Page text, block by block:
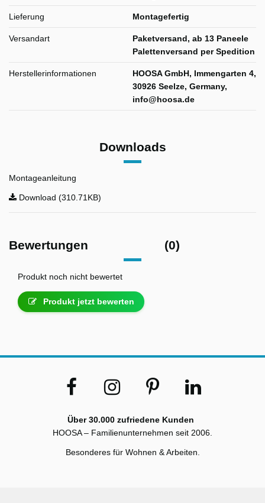
Lieferung Montagefertig
Versandart
Paketversand, ab 13 Paneele
Palettenversand per Spedition
Herstellerinformationen
HOOSA GmbH, Immengarten 4,
30926 Seelze, Germany,
info@hoosa.de
Downloads
Montageanleitung
Download (310.71KB)
Bewertungen (0)
Produkt noch nicht bewertet
Produkt jetzt bewerten
Über 30.000 zufriedene Kunden
HOOSA – Familienunternehmen seit 2006.
Besonderes für Wohnen & Arbeiten.